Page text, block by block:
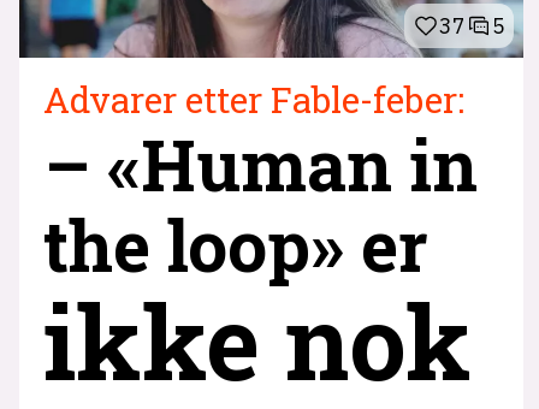
37 5
Advarer etter Fable-feber:
– «Human in
the loop» er
ikke nok